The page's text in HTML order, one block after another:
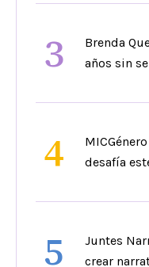
3
Brenda
años sin
4
desafía
5
Juntes
crear